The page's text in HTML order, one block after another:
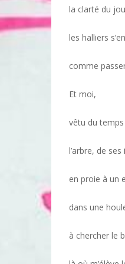
la clarté du
les halliers
comme
Et moi,
vêtu du
l’arbre, de
en proie à un
dans une
à chercher le